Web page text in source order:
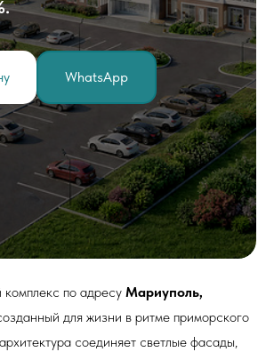
WhatsApp
по адресу Мариуполь,
для жизни в ритме приморского
соединяет светлые фасады,